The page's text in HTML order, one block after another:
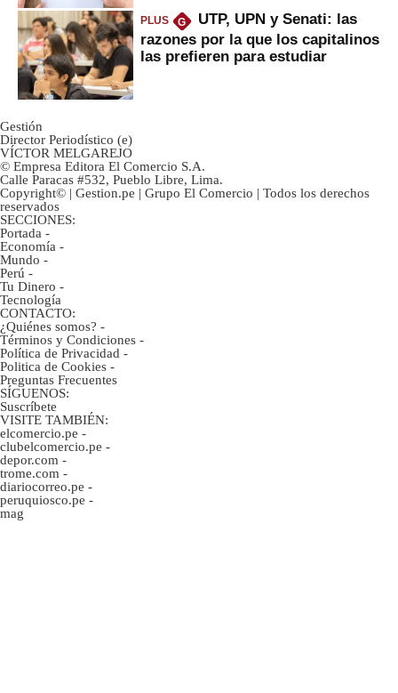
PLUS G
UTP, UPN y Senati: las
razones por la que los capitalinos
las prefieren para estudiar
Gestión
Director Periodístico (e)
VÍCTOR MELGAREJO
© Empresa Editora El Comercio S.A.
Calle Paracas #532, Pueblo Libre, Lima.
Copyright© | Gestion.pe | Grupo El Comercio | Todos los derechos
reservados
SECCIONES:
Portada -
Economía -
Mundo -
Perú -
Tu Dinero -
Tecnología
CONTACTO:
¿Quiénes somos? -
Términos y Condiciones -
Política de Privacidad -
Politica de Cookies -
Preguntas Frecuentes
SÍGUENOS:
Suscríbete
VISITE TAMBIÉN:
elcomercio.pe -
clubelcomercio.pe -
depor.com -
trome.com -
diariocorreo.pe -
peruquiosco.pe -
mag